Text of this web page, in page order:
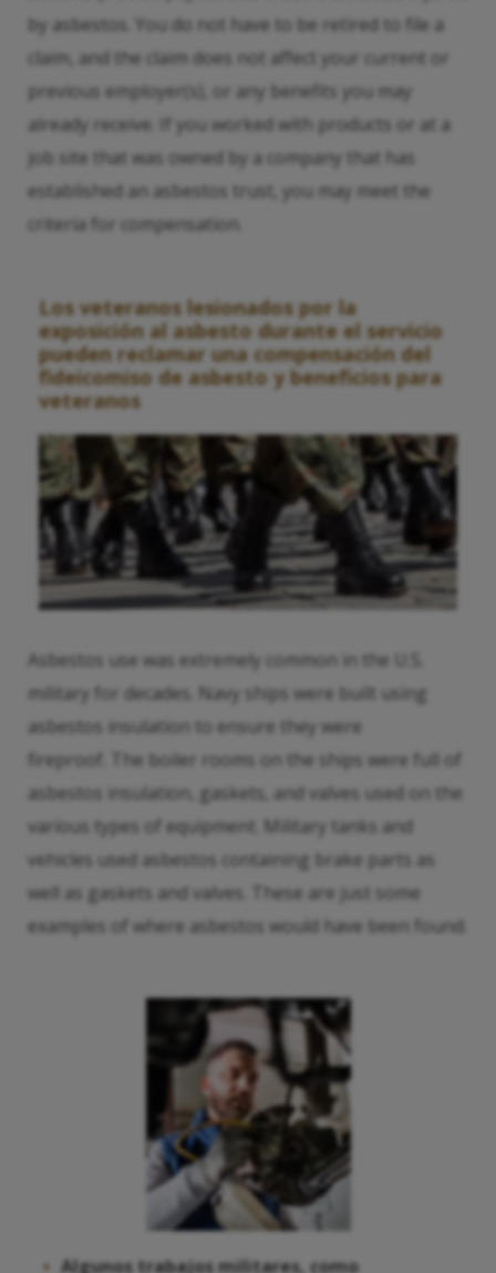
by asbestos. You do not have to be retired to file a
claim, and the claim does not affect your current or
previous employer(s), or any benefits you may
already receive. If you worked with products or at a
job site that was owned by a company that has
established an asbestos trust, you may meet the
criteria for compensation.
Los veteranos lesionados por la
exposición al asbesto durante el servicio
pueden reclamar una compensación del
fideicomiso de asbesto y beneficios para
veteranos
Asbestos use was extremely common in the U.S.
military for decades. Navy ships were built using
asbestos insulation to ensure they were
fireproof. The boiler rooms on the ships were full of
asbestos insulation, gaskets, and valves used on the
various types of equipment. Military tanks and
vehicles used asbestos containing brake parts as
well as gaskets and valves. These are just some
examples of where asbestos would have been found.
Algunos trabajos militares, como